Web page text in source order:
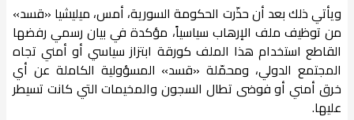
ويأتي ذلك بعد أن حذّرت الحكومة السورية، أمس، ميليشيا «قسد»
من توظيف ملف الإرهاب سياسياً، مؤكدة في بيان رسمي رفضها
القاطع استخدام هذا الملف كورقة ابتزاز سياسي أو أمني تجاه
المجتمع الدولي، ومحمّلة «قسد» المسؤولية الكاملة عن أي
خرق أمني أو فوضى تطال السجون والمخيمات التي كانت تسيطر
عليها.